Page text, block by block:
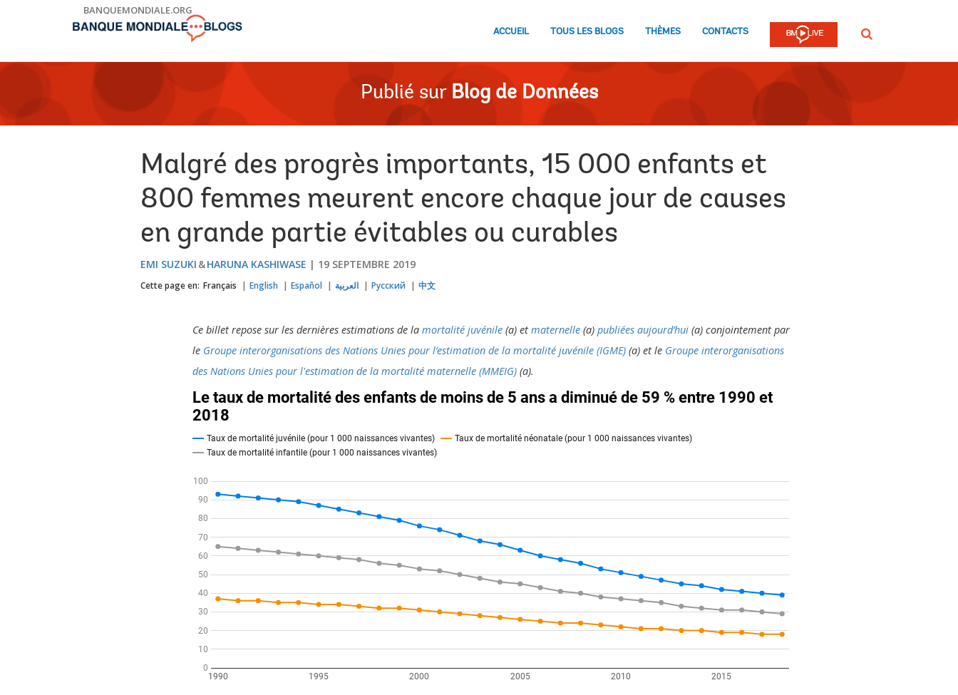
BANQUEMONDIALE.ORG
ACCUEIL TOUS LES BLOGS THÈMES CONTACTS Rechercher
Publié sur Blog de Données
Malgré des progrès importants, 15 000 enfants et
800 femmes meurent encore chaque jour de causes
en grande partie évitables ou curables
EMI SUZUKI HARUNA KASHIWASE 19 SEPTEMBRE 2019
Cette page en: Français English Español العربية Русский 中文
Ce billet repose sur les dernières estimations de la mortalité juvénile(a) et maternelle(a) publiées aujourd’hui(a) conjointement par
le Groupe interorganisations des Nations Unies pour l’estimation de la mortalité juvénile (IGME)(a) et le Groupe interorganisations
des Nations Unies pour l'estimation de la mortalité maternelle (MMEIG)(a).